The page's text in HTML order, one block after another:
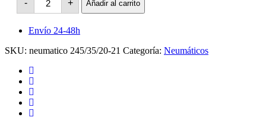
-
Potenza
Sport
Evo
EV
-95Y
+ Añadir al carrito
Envío 24-48h
SKU: neumatico 245/35/20-21 Categoría: Neumáticos